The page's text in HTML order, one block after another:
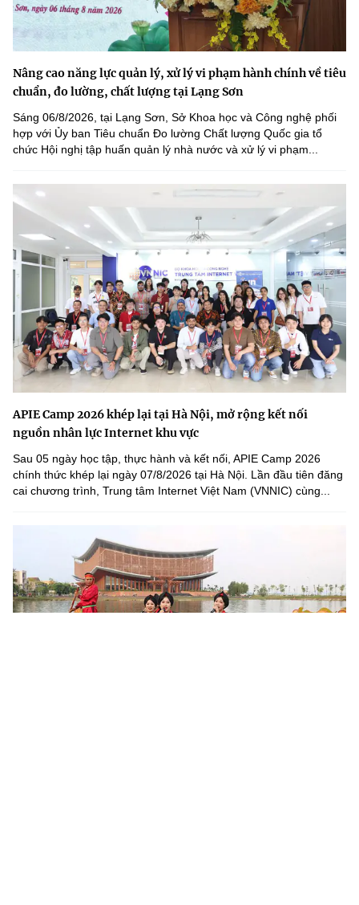
Nâng cao năng lực quản lý, xử lý vi phạm hành chính về tiêu
chuẩn, đo lường, chất lượng tại Lạng Sơn
Sáng 06/8/2026, tại Lạng Sơn, Sở Khoa học và Công nghệ phối
hợp với Ủy ban Tiêu chuẩn Đo lường Chất lượng Quốc gia tổ
chức Hội nghị tập huấn quản lý nhà nước và xử lý vi phạm...
APIE Camp 2026 khép lại tại Hà Nội, mở rộng kết nối
nguồn nhân lực Internet khu vực
Sau 05 ngày học tập, thực hành và kết nối, APIE Camp 2026
chính thức khép lại ngày 07/8/2026 tại Hà Nội. Lần đầu tiên đăng
cai chương trình, Trung tâm Internet Việt Nam (VNNIC) cùng...